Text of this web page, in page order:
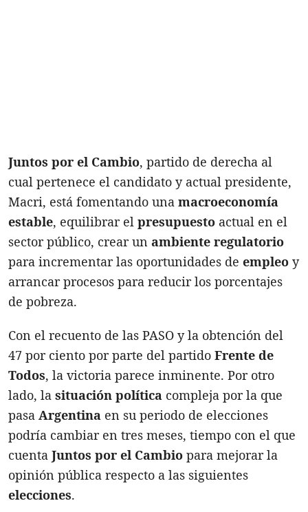
Juntos por el Cambio, partido de derecha al
cual pertenece el candidato y actual presidente,
Macri, está fomentando una macroeconomía
estable, equilibrar el presupuesto actual en el
sector público, crear un ambiente regulatorio
para incrementar las oportunidades de empleo y
arrancar procesos para reducir los porcentajes
de pobreza.
Con el recuento de las PASO y la obtención del
47 por ciento por parte del partido Frente de
Todos, la victoria parece inminente. Por otro
lado, la situación política compleja por la que
pasa Argentina en su periodo de elecciones
podría cambiar en tres meses, tiempo con el que
cuenta Juntos por el Cambio para mejorar la
opinión pública respecto a las siguientes
elecciones.